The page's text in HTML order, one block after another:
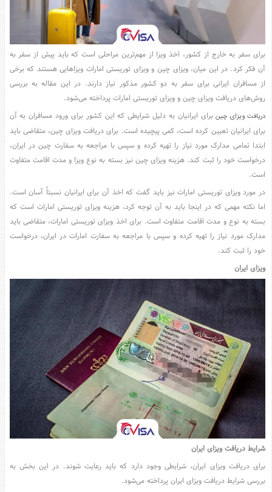
هنر
ورزش
برای سفر به خارج از کشور، اخذ ویزا از مهم‌ترین مراحلی است که باید پیش از سفر به
آن فکر کرد. در این میان، ویزای چین و ویزای توریستی امارات ویزاهایی هستند که برخی
از مسافران ایرانی برای سفر به دو کشور مذکور نیاز دارند. در این مقاله به بررسی
روش‌های دریافت ویزای چین و ویزای توریستی امارات پرداخته می‌شود.
دریافت ویزای چینبرای ایرانیان به دلیل شرایطی که این کشور برای ورود مسافران به آن
برای ایرانیان تعیین کرده است، کمی پیچیده است. برای دریافت ویزای چین، متقاضی باید
ابتدا تمامی مدارک مورد نیاز را تهیه کرده و سپس با مراجعه به سفارت چین در ایران،
درخواست خود را ثبت کند. هزینه ویزای چین نیز بسته به نوع ویزا و مدت اقامت متفاوت
است.
در مورد ویزای توریستی امارات نیز باید گفت که اخذ آن برای ایرانیان نسبتاً آسان است.
اما نکته مهمی که در اینجا باید به آن توجه کرد، هزینه ویزای توریستی امارات است که
بسته به نوع و مدت اقامت متفاوت است. برای اخذ ویزای توریستی امارات، متقاضی باید
مدارک مورد نیاز را تهیه کرده و سپس با مراجعه به سفارت امارات در ایران، درخواست
خود را ثبت کند.
ویزای ایران
شرایط دریافت ویزای ایران
برای دریافت ویزای ایران، شرایطی وجود دارد که باید رعایت شوند. در این بخش به
بررسی شرایط دریافت ویزای ایران پرداخته می‌شود.